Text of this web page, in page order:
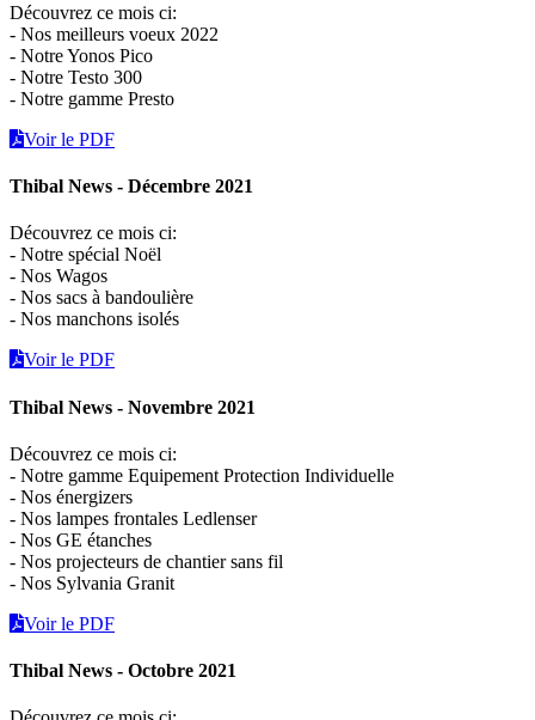
Découvrez ce mois ci:
- Nos meilleurs voeux 2022
- Notre Yonos Pico
- Notre Testo 300
- Notre gamme Presto
Voir le PDF
Thibal News - Décembre 2021
Découvrez ce mois ci:
- Notre spécial Noël
- Nos Wagos
- Nos sacs à bandoulière
- Nos manchons isolés
Voir le PDF
Thibal News - Novembre 2021
Découvrez ce mois ci:
- Notre gamme Equipement Protection Individuelle
- Nos énergizers
- Nos lampes frontales Ledlenser
- Nos GE étanches
- Nos projecteurs de chantier sans fil
- Nos Sylvania Granit
Voir le PDF
Thibal News - Octobre 2021